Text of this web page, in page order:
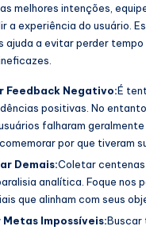
melhores intenções,
a experiência do usuário.
ajuda a evitar perder tempo
Feedback Negativo:É
positivas. No
falharam
por que tiveram
Demais:Coletar
analítica. Foque nos
que alinham com seus
Metas Impossíveis:Buscar